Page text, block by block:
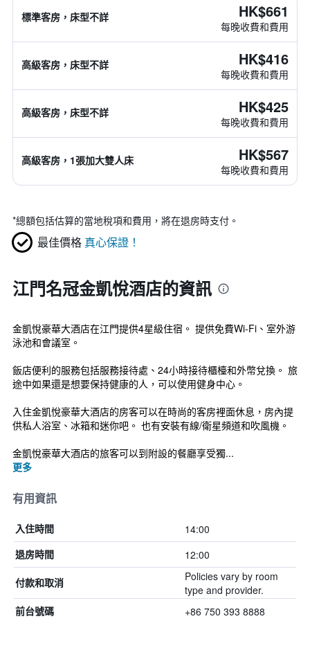
標準客房，床型不詳 HK$661
每晚收費和費用
高級客房，床型不詳 HK$416
每晚收費和費用
高級客房，床型不詳 HK$425
每晚收費和費用
高級客房，1張加大雙人床 HK$567
每晚收費和費用
*總額包括估算的當地稅項和費用，將在退房時支付。
最佳價格 真心保證！
江門名冠金凱悅酒店的資訊
金凱悅豪華大酒店在江門提供4星級住宿。 提供免費Wi-Fi、室外游
泳池和會議室。
飯店便利的服務包括服務接待處、24小時接待櫃檯和外幣兌換。 旅
途中如果還是想要保持健康的人，可以使用健身中心。
入住金凱悅豪華大酒店的房客可以在時尚的客房裡面休息，房內提
供私人浴室、冰箱和迷你吧。 也有安裝有線/衛星頻道和吹風機。
金凱悅豪華大酒店的旅客可以到附設的餐廳享受獨...
更多
有用資訊
入住時間 14:00
退房時間 12:00
付款和取消
Policies vary by room
type and provider.
前台號碼 +86 750 393 8888